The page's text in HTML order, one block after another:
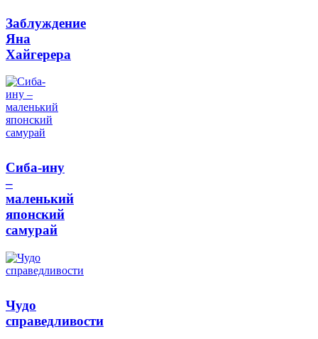
Заблуждение
Яна
Хайгерера
Сиба-ину
–
маленький
японский
самурай
Чудо
справедливости